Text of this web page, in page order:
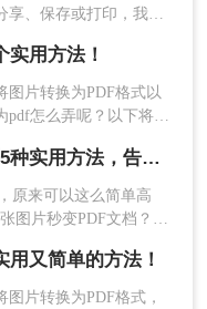
、保存或打印，我们
求。用方法！
片转换为PDF格式以
怎么弄呢？以下将介
图片转为pdf怎么弄？小编亲测5种实用方法，告别繁琐操作！
原来可以这么简单高
图片秒变PDF文档？是
，今天就分享超实用
又简单的方法！
片转换为PDF格式，